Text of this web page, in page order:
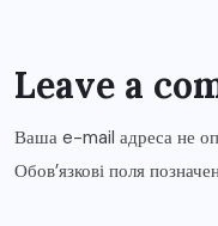
Leave a
Ваша e-mail адреса не
Обов’язкові поля